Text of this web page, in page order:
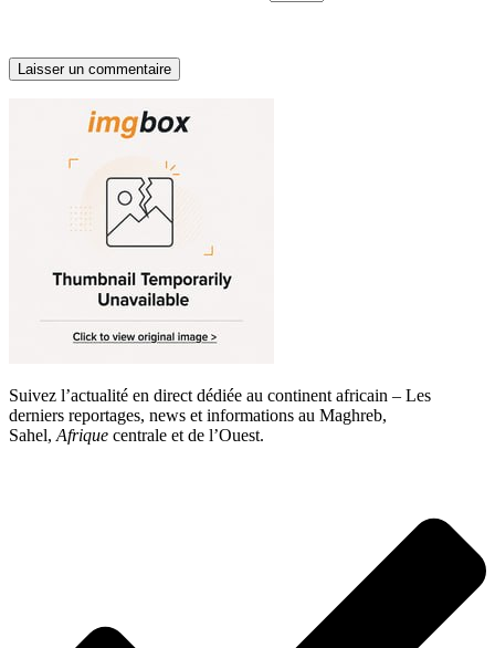
Suivez l’actualité en direct dédiée au continent africain – Les
derniers reportages, news et informations au Maghreb,
Sahel, Afrique centrale et de l’Ouest.